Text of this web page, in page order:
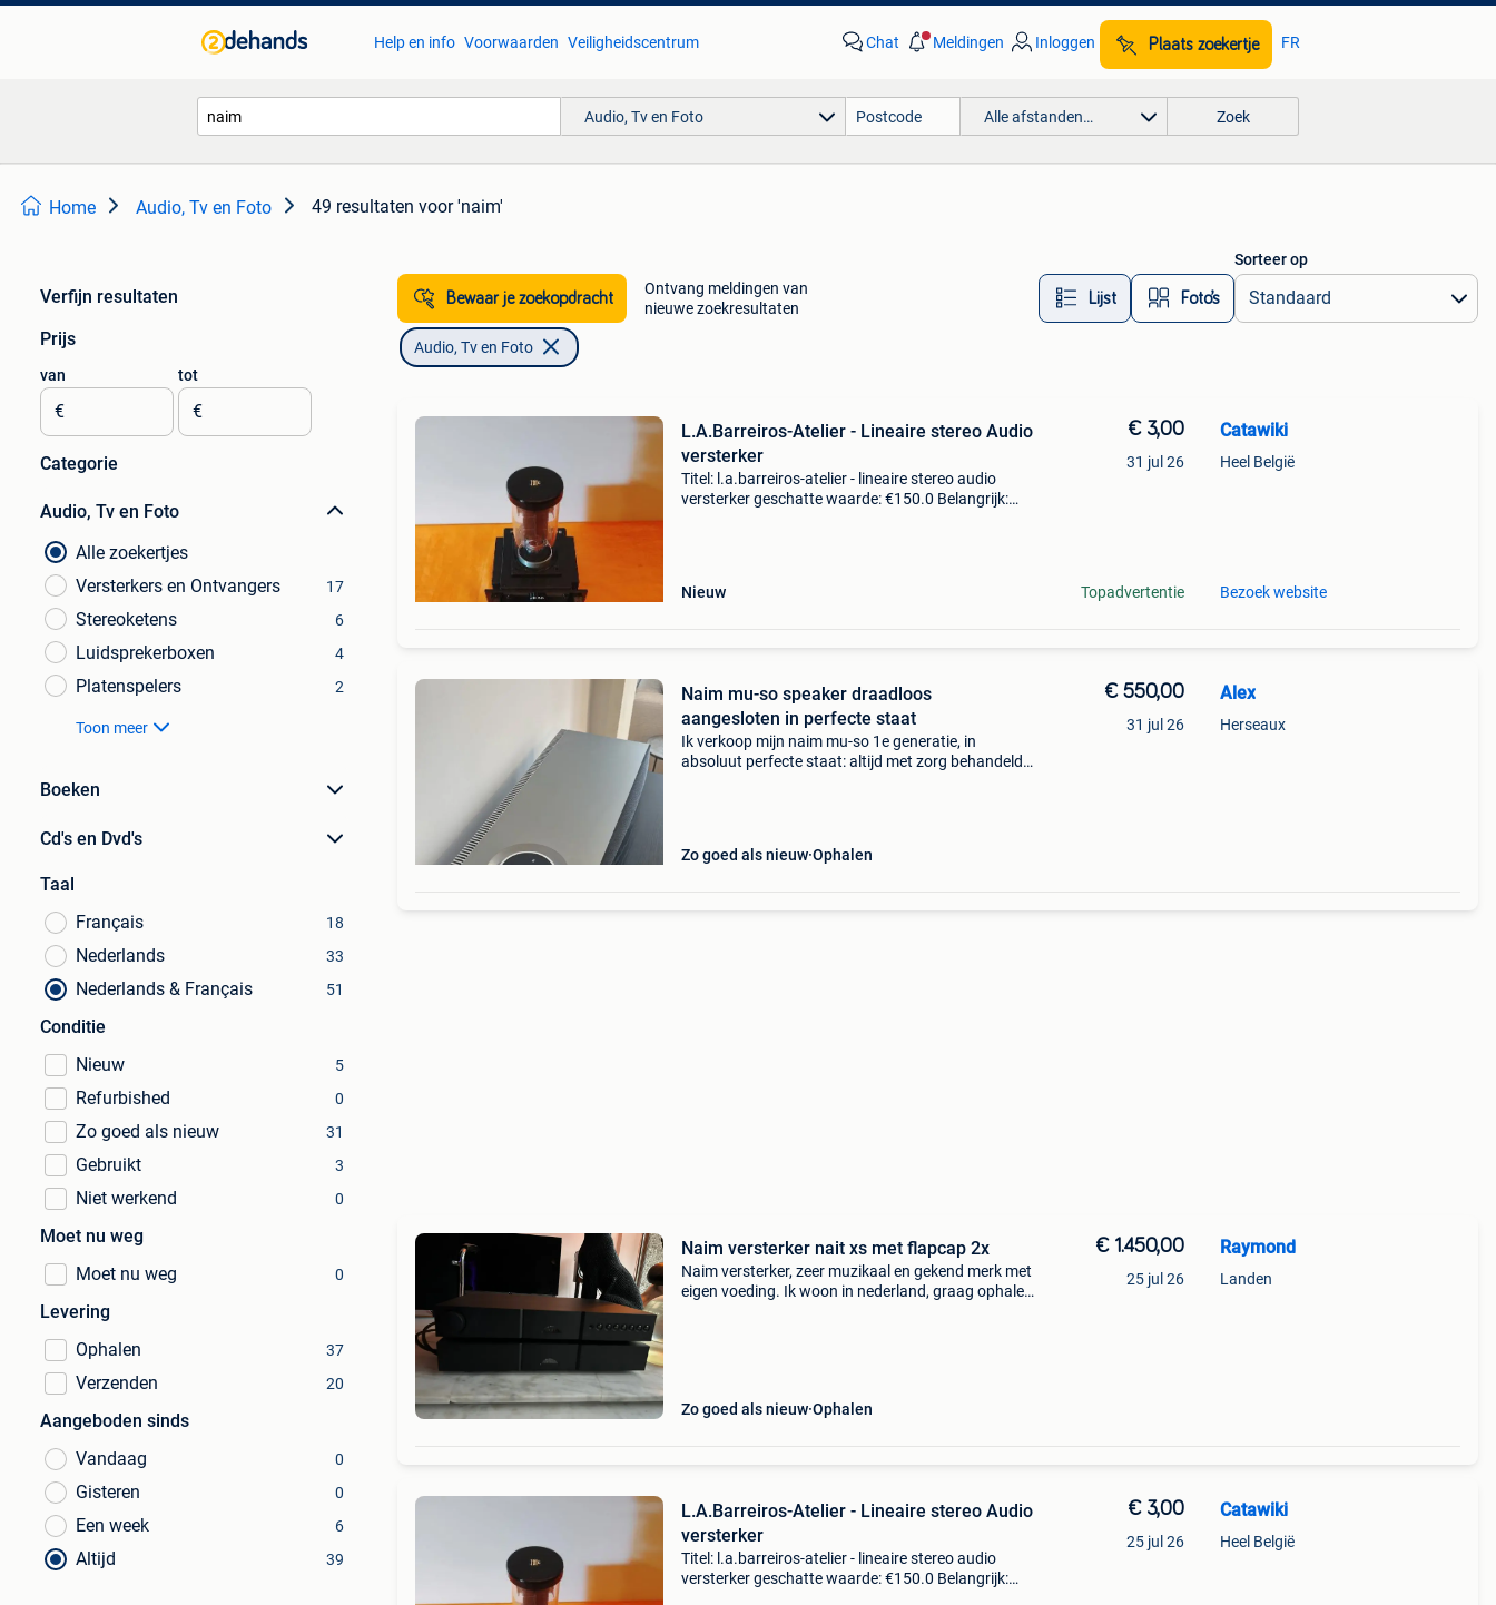
Help en info Voorwaarden Veiligheidscentrum Chat Meldingen Inloggen Plaats zoekertje FR
Audio, Tv en Foto Alle afstanden… Zoek
Home Audio, Tv en Foto 49 resultaten voor 'naim'
Verfijn resultaten
Prijs
van
€
tot
€
Categorie
Audio, Tv en Foto
Alle zoekertjes
Versterkers en Ontvangers
17
Stereoketens 6
Luidsprekerboxen 4
Platenspelers 2
Toon meer
Boeken
Cd's en Dvd's
Taal
Français
18
Nederlands 33
Nederlands & Français 51
Conditie
Nieuw
5
Refurbished 0
Zo goed als nieuw 31
Gebruikt 3
Niet werkend 0
Moet nu weg
Moet nu weg
0
Levering
Ophalen
37
Verzenden 20
Aangeboden sinds
Vandaag
0
Gisteren 0
Een week 6
Altijd 39
Bewaar je zoekopdracht
Ontvang meldingen van
nieuwe zoekresultaten
Lijst Foto’s
Sorteer op
Audio, Tv en Foto
L.A.Barreiros-Atelier - Lineaire stereo Audio
versterker
Titel: l.a.barreiros-atelier - lineaire stereo audio
versterker geschatte waarde: €150.0 Belangrijk:
Nieuw
€ 3,00
31 jul 26
Topadvertentie
Catawiki
Heel België
Bezoek website
Naim mu-so speaker draadloos
aangesloten in perfecte staat
Ik verkoop mijn naim mu-so 1e generatie, in
absoluut perfecte staat: altijd met zorg behandeld,
Zo goed als nieuw Ophalen
€ 550,00
31 jul 26
Alex
Herseaux
Naim versterker nait xs met flapcap 2x
Naim versterker, zeer muzikaal en gekend merk met
eigen voeding. Ik woon in nederland, graag ophalen
Zo goed als nieuw Ophalen
€ 1.450,00
25 jul 26
Raymond
Landen
L.A.Barreiros-Atelier - Lineaire stereo Audio
versterker
Titel: l.a.barreiros-atelier - lineaire stereo audio
versterker geschatte waarde: €150.0 Belangrijk:
€ 3,00
25 jul 26
Catawiki
Heel België